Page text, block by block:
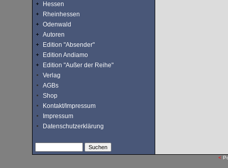
Hessen
Rheinhessen
Odenwald
Autoren
Edition "Absender"
Edition Andiamo
Edition "Außer der Reihe"
Verlag
AGBs
Shop
Kontakt/Impressum
Impressum
Datenschutzerklärung
<